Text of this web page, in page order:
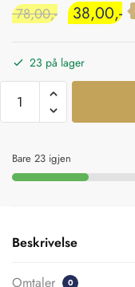
78,00 38,00
23 på lager
Bare 23 igjen
Beskrivelse
Omtaler 0